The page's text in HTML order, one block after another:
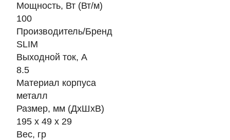
Мощность, Вт (Вт/м)
100
Производитель/Бренд
SLIM
Выходной ток, А
8.5
Материал корпуса
металл
Размер, мм (ДхШхВ)
195 х 49 х 29
Вес, гр